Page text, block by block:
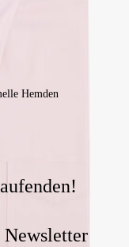
Hemden
Newsletter